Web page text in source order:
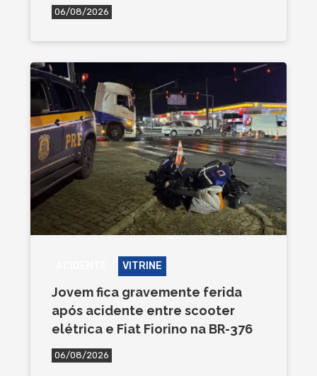
06/08/2026
VITRINE
Jovem fica gravemente ferida
após acidente entre scooter
elétrica e Fiat Fiorino na BR-376
06/08/2026